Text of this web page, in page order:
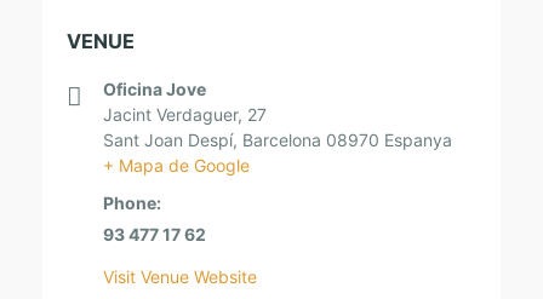
VENUE
Oficina Jove
Jacint Verdaguer, 27
Sant Joan Despí, Barcelona 08970 Espanya
+ Mapa de Google
Phone:
93 477 17 62
Visit Venue Website